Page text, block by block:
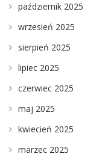
październik 2025
wrzesień 2025
sierpień 2025
lipiec 2025
czerwiec 2025
maj 2025
kwiecień 2025
marzec 2025